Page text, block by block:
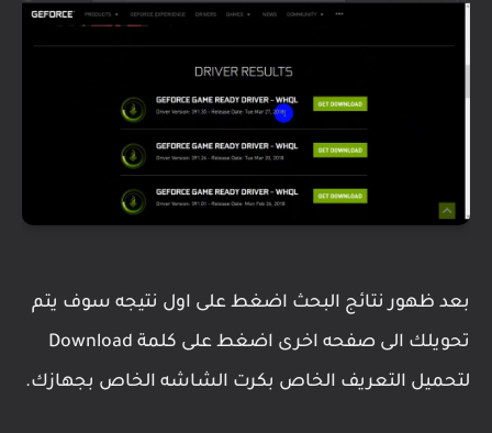
بعد ظهور نتائج البحث اضغط على اول نتيجه سوف يتم
تحويلك الى صفحه اخرى اضغط على كلمة Download
لتحميل التعريف الخاص بكرت الشاشه الخاص بجهازك.